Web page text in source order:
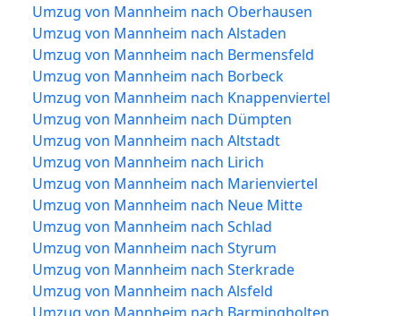
Umzug von Mannheim nach Oberhausen
Umzug von Mannheim nach Alstaden
Umzug von Mannheim nach Bermensfeld
Umzug von Mannheim nach Borbeck
Umzug von Mannheim nach Knappenviertel
Umzug von Mannheim nach Dümpten
Umzug von Mannheim nach Altstadt
Umzug von Mannheim nach Lirich
Umzug von Mannheim nach Marienviertel
Umzug von Mannheim nach Neue Mitte
Umzug von Mannheim nach Schlad
Umzug von Mannheim nach Styrum
Umzug von Mannheim nach Sterkrade
Umzug von Mannheim nach Alsfeld
Umzug von Mannheim nach Barmingholten